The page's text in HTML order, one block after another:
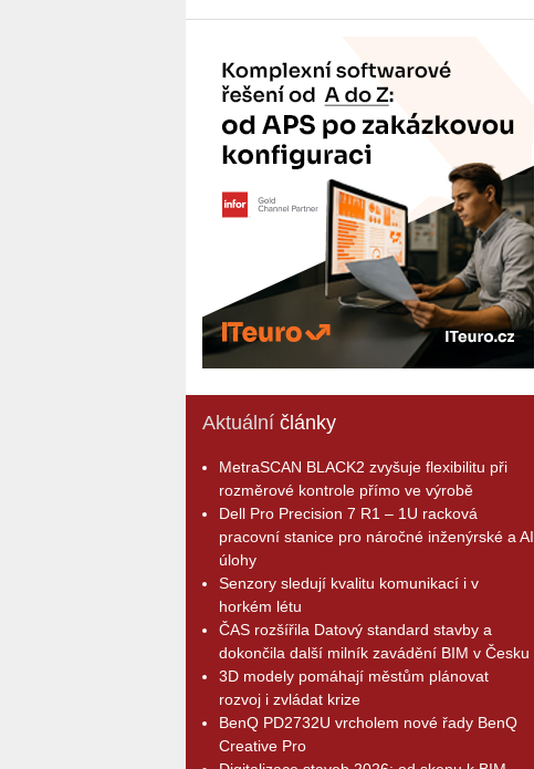
Aktuální články
MetraSCAN BLACK2 zvyšuje flexibilitu při
rozměrové kontrole přímo ve výrobě
Dell Pro Precision 7 R1 – 1U racková
pracovní stanice pro náročné inženýrské a AI
úlohy
Senzory sledují kvalitu komunikací i v
horkém létu
ČAS rozšířila Datový standard stavby a
dokončila další milník zavádění BIM v Česku
3D modely pomáhají městům plánovat
rozvoj i zvládat krize
BenQ PD2732U vrcholem nové řady BenQ
Creative Pro